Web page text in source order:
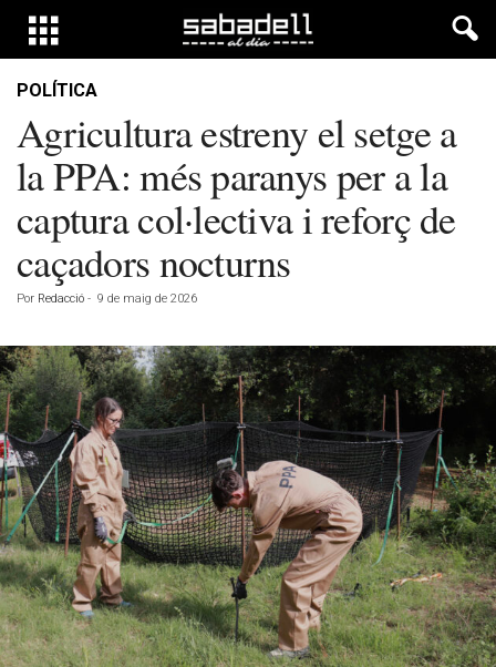
POLÍTICA
Agricultura estreny el setge a
la PPA: més paranys per a la
captura col·lectiva i reforç de
caçadors nocturns
Por Redacció - 9 de maig de 2026